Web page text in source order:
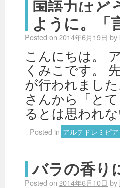
国語力はど
ように。「
Posted on 2014年6月19日 by
こんにちは。
くみこです。
が行われまし
さんから「と
るとは思われ
Posted in アルテドレミピ
バラの香り
Posted on 2014年6月10日 by